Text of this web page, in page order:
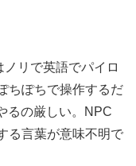
リで英語でパイロ
ちぽちで操作するだ
るの厳しい。NPC
る言葉が意味不明で